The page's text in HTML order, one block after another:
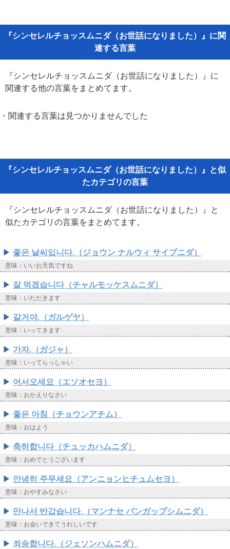
『シンセレルチョッスムニダ（お世話になりました）』に関
連する言葉
『シンセレルチョッスムニダ（お世話になりました）』に
関連する他の言葉をまとめてます。
・関連する言葉は見つかりませんでした
『シンセレルチョッスムニダ（お世話になりました）』と似
たカテゴリの言葉
『シンセレルチョッスムニダ（お世話になりました）』と
似たカテゴリの言葉をまとめてます。
좋은 날씨입니다.（ジョウン ナルウィ サイプニダ）
意味：いいお天気ですね
잘 먹겠습니다（チャルモッケスムニダ）
意味：いただきます
갈거야.（ガルゲヤ）
意味：いってきます
가자.（ガジャ）
意味：いってらっしゃい
어서오세요（エソオセヨ）
意味：おかえりなさい
좋은 아침（チョウンアチム）
意味：おはよう
축하합니다（チュッカハムニダ）
意味：おめでとうございます
안녕히 주무세요（アンニョンヒチュムセヨ）
意味：おやすみなさい
만나서 반갑습니다.（マンナセ バンガップシムニダ）
意味：お会いできてうれしいです
죄송합니다.（ジェソンハムニダ）